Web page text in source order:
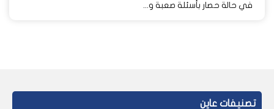
في حالة حصار بأسئلة صعبة و...
تصنيفات عاين